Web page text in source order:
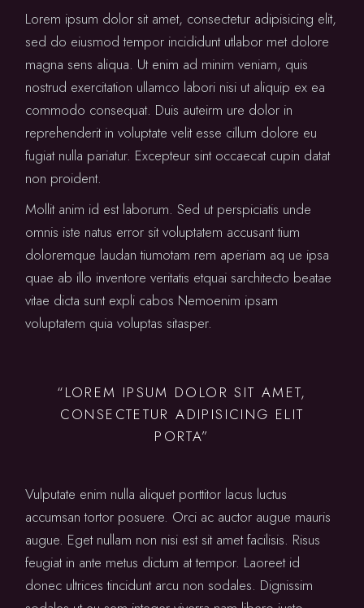
Lorem ipsum dolor sit amet, consectetur adipisicing elit,
sed do eiusmod tempor incididunt utlabor met dolore
magna sens aliqua. Ut enim ad minim veniam, quis
nostrud exercitation ullamco labori nisi ut aliquip ex ea
commodo consequat. Duis auteirm ure dolor in
reprehenderit in voluptate velit esse cillum dolore eu
fugiat nulla pariatur. Excepteur sint occaecat cupin datat
non proident.
Mollit anim id est laborum. Sed ut perspiciatis unde
omnis iste natus error sit voluptatem accusant tium
doloremque laudan tiumotam rem aperiam aq ue ipsa
quae ab illo inventore veritatis etquai sarchitecto beatae
vitae dicta sunt expli cabos Nemoenim ipsam
voluptatem quia voluptas sitasper.
“LOREM IPSUM DOLOR SIT AMET,
CONSECTETUR ADIPISICING ELIT
PORTA”
Vulputate enim nulla aliquet porttitor lacus luctus
accumsan tortor posuere. Orci ac auctor augue mauris
augue. Eget nullam non nisi est sit amet facilisis. Risus
feugiat in ante metus dictum at tempor. Laoreet id
donec ultrices tincidunt arcu non sodales. Dignissim